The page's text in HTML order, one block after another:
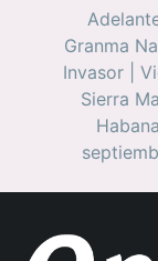
Granma
Invasor
Sierra
Habana